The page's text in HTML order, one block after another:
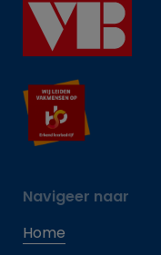
Navigeer naar
Home